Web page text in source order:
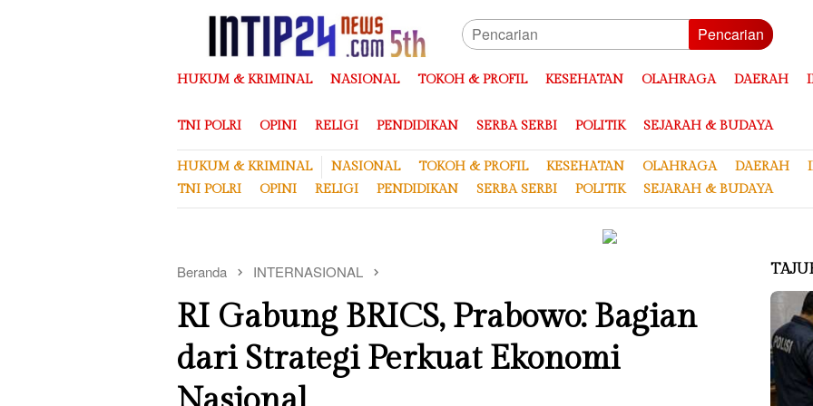
Pencarian
HUKUM & KRIMINAL NASIONAL TOKOH & PROFIL KESEHATAN OLAHRAGA DAERAH
TNI POLRI OPINI RELIGI PENDIDIKAN SERBA SERBI POLITIK SEJARAH & BUDAYA
HUKUM & KRIMINAL NASIONAL TOKOH & PROFIL KESEHATAN OLAHRAGA DAERAH
TNI POLRI
OPINI RELIGI PENDIDIKAN SERBA SERBI POLITIK SEJARAH & BUDAYA
Beranda INTERNASIONAL
RI Gabung BRICS, Prabowo: Bagian
dari Strategi Perkuat Ekonomi